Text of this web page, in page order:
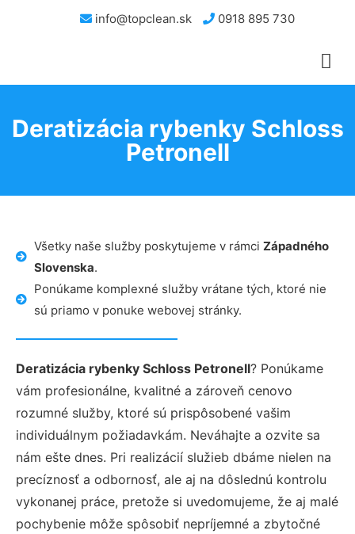
info@topclean.sk 0918 895 730
Deratizácia rybenky Schloss
Petronell
Všetky naše služby poskytujeme v rámci Západného
Slovenska.
Ponúkame komplexné služby vrátane tých, ktoré nie
sú priamo v ponuke webovej stránky.
Deratizácia rybenky Schloss Petronell? Ponúkame
vám profesionálne, kvalitné a zároveň cenovo
rozumné služby, ktoré sú prispôsobené vašim
individuálnym požiadavkám. Neváhajte a ozvite sa
nám ešte dnes. Pri realizácií služieb dbáme nielen na
precíznosť a odbornosť, ale aj na dôslednú kontrolu
vykonanej práce, pretože si uvedomujeme, že aj malé
pochybenie môže spôsobiť nepríjemné a zbytočné